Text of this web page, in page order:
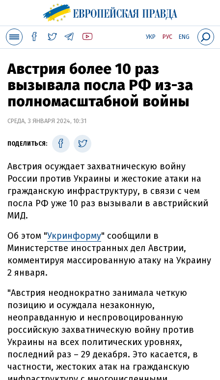
УКР РУС ENG
Австрия более 10 раз
вызывала посла РФ из-за
полномасштабной войны
СРЕДА, 3 ЯНВАРЯ 2024, 10:31
ПОДЕЛИТЬСЯ:
Австрия осуждает захватническую войну
России против Украины и жестокие атаки на
гражданскую инфраструктуру, в связи с чем
посла РФ уже 10 раз вызывали в австрийский
МИД.
Об этом "Укринформу" сообщили в
Министерстве иностранных дел Австрии,
комментируя массированную атаку на Украину
2 января.
"Австрия неоднократно занимала четкую
позицию и осуждала незаконную,
неоправданную и неспровоцированную
российскую захватническую войну против
Украины на всех политических уровнях,
последний раз – 29 декабря. Это касается, в
частности, жестоких атак на гражданскую